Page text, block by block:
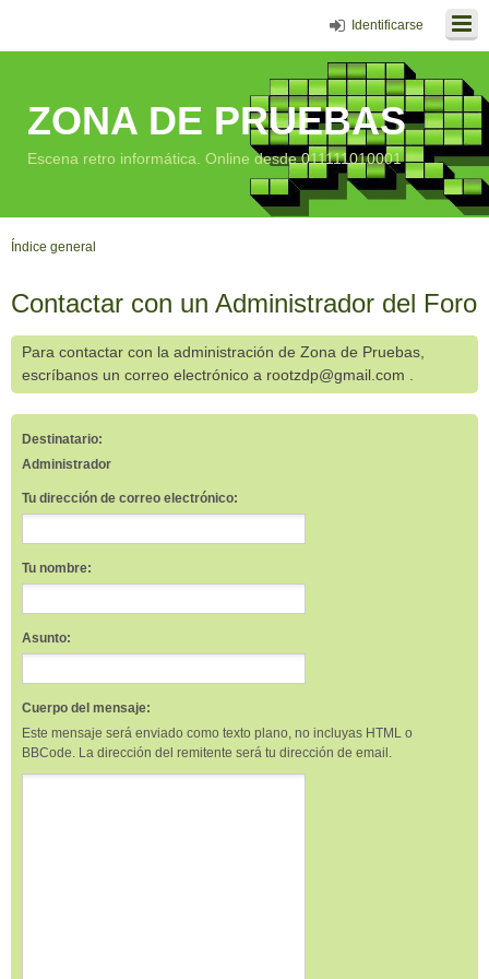
Identificarse
ZONA DE PRUEBAS
Escena retro informática. Online desde 011111010001
Índice general
Contactar con un Administrador del Foro
Para contactar con la administración de Zona de Pruebas,
escríbanos un correo electrónico a rootzdp@gmail.com .
Destinatario:
Administrador
Tu dirección de correo electrónico:
Tu nombre:
Asunto:
Cuerpo del mensaje:
Este mensaje será enviado como texto plano, no incluyas HTML o
BBCode. La dirección del remitente será tu dirección de email.